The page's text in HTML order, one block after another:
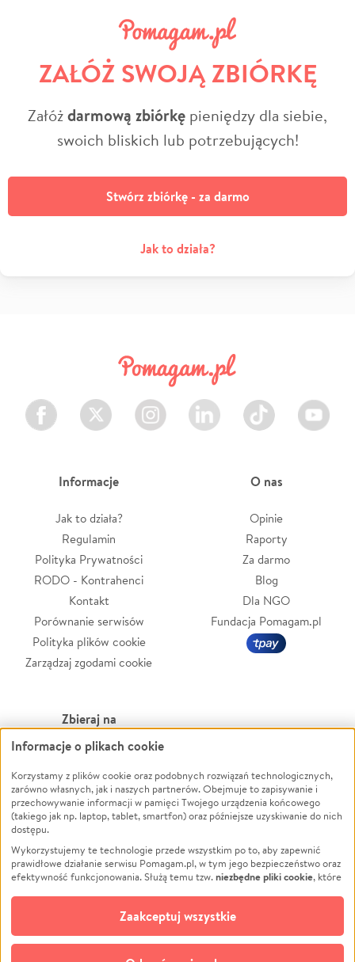
ZAŁÓŻ SWOJĄ ZBIÓRKĘ
Załóżdarmową zbiórkę pieniędzy dla siebie,
swoich bliskich lub potrzebujących!
Stwórz zbiórkę - za darmo
Jak to działa?
Facebook Twitter Instagram LinkedIn TikTok Youtube
Informacje
Jak to działa?
Regulamin
Polityka Prywatności
RODO - Kontrahenci
Kontakt
Porównanie serwisów
Polityka plików cookie
Zarządzaj zgodami cookie
O nas
Opinie
Raporty
Za darmo
Blog
Dla NGO
Fundacja Pomagam.pl
Zbieraj na
Leczenie
Zwierzęta
Pożar
Ukraina
Pomoc Finansowa
Projekty
Pogrzeb
Społeczność lokalna
Kultura
Powódź
Wichura
NGO
Edukacja
Podróż
Impreza
Ochrona środowiska
Biznes
Informacje o plikach cookie
Korzystamy z plików cookie oraz podobnych rozwiązań technologicznych,
zarówno własnych, jak i naszych partnerów. Obejmuje to zapisywanie i
przechowywanie informacji w pamięci Twojego urządzenia końcowego
(takiego jak np. laptop, tablet, smartfon) oraz późniejsze uzyskiwanie do nich
dostępu.
Wykorzystujemy te technologie przede wszystkim po to, aby zapewnić
prawidłowe działanie serwisu Pomagam.pl, w tym jego bezpieczeństwo oraz
efektywność funkcjonowania. Służą temu tzw.niezbędne pliki cookie, które
opcjonalnych plików cookie
technologii do celów analitycznych i retargetingowych. Możesz wyrazić
zgodę na ich stosowanie lub jej odmówić. W dowolnym momencie masz
możliwość zmiany swoich preferencji na stronie „Zarządzaj zgodami cookie”,
Zaakceptuj wszystkie